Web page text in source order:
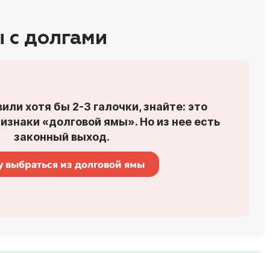
с долгами
хотя бы 2-3 галочки, знайте: это
«долговой ямы». Но из нее есть
законный выход.
выбраться из долговой ямы